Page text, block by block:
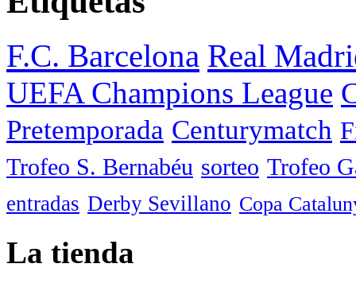
F.C. Barcelona Real
UEFA Champions League
Pretemporada Centurymatch
Trofeo S. Bernabéu sorteo Trofeo
entradas Derby Sevillano Copa
La tienda